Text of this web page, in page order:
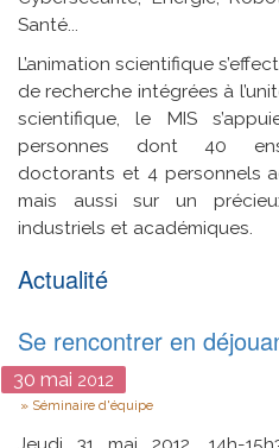
Santé...
L’animation scientifique
de recherche intégrées à
scientifique, le MIS
personnes dont 40
doctorants et 4 personnels
mais aussi sur un
industriels et académiques.
Actualité
Se rencontrer en
30 mai 2012
Type
Séminaire d'équipe